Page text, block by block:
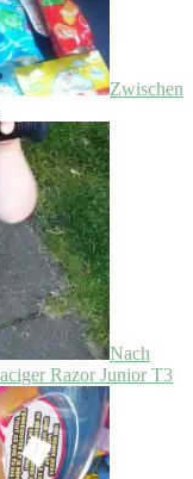
Zwischen
Nach
Razor Junior T3